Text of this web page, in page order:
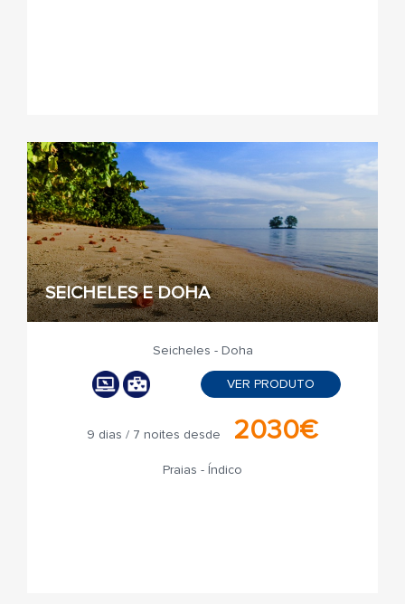
SEICHELES E DOHA
Seicheles - Doha
VER PRODUTO
9 dias / 7 noites desde 2030€
Praias - Índico